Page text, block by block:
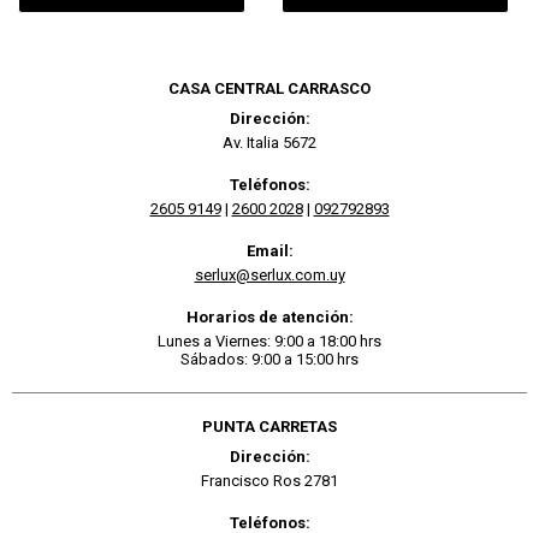
CASA CENTRAL CARRASCO
Dirección:
Av. Italia 5672
Teléfonos:
2605 9149| 2600 2028| 092792893
Email:
serlux@serlux.com.uy
Horarios de atención:
Lunes a Viernes: 9:00 a 18:00 hrs
Sábados: 9:00 a 15:00 hrs
PUNTA CARRETAS
Dirección:
Francisco Ros 2781
Teléfonos: